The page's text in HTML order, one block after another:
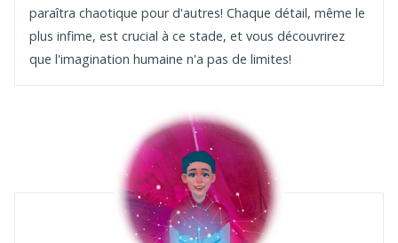
paraîtra chaotique pour d'autres! Chaque détail, même le
plus infime, est crucial à ce stade, et vous découvrirez
que l'imagination humaine n'a pas de limites!